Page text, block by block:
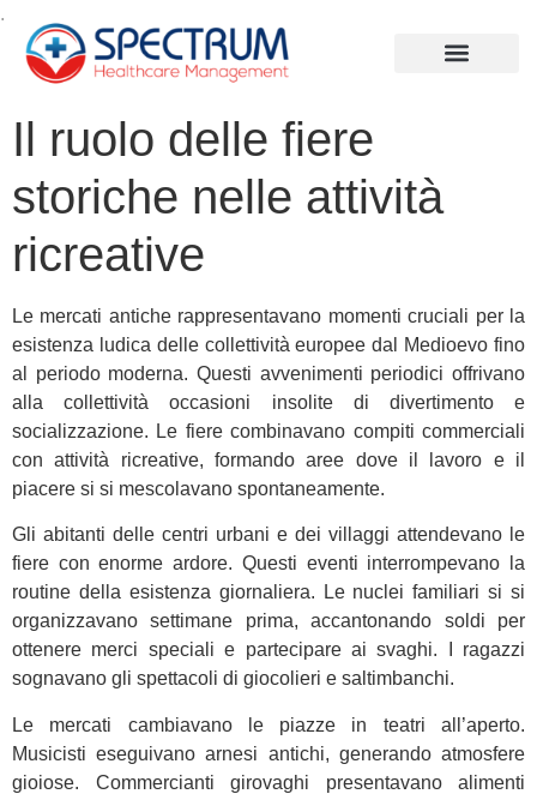
.
Il ruolo delle fiere
storiche nelle attività
ricreative
Le mercati antiche rappresentavano momenti cruciali per la
esistenza ludica delle collettività europee dal Medioevo fino
al periodo moderna. Questi avvenimenti periodici offrivano
alla collettività occasioni insolite di divertimento e
socializzazione. Le fiere combinavano compiti commerciali
con attività ricreative, formando aree dove il lavoro e il
piacere si si mescolavano spontaneamente.
Gli abitanti delle centri urbani e dei villaggi attendevano le
fiere con enorme ardore. Questi eventi interrompevano la
routine della esistenza giornaliera. Le nuclei familiari si si
organizzavano settimane prima, accantonando soldi per
ottenere merci speciali e partecipare ai svaghi. I ragazzi
sognavano gli spettacoli di giocolieri e saltimbanchi.
Le mercati cambiavano le piazze in teatri all’aperto.
Musicisti eseguivano arnesi antichi, generando atmosfere
gioiose. Commercianti girovaghi presentavano alimenti